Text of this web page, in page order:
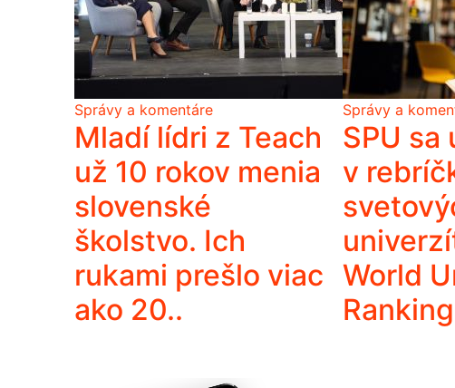
Správy a komentáre
Mladí lídri z Teach
už 10 rokov menia
slovenské
školstvo. Ich
rukami prešlo viac
ako 20..
Správy a
SPU sa
v
World
Ranking